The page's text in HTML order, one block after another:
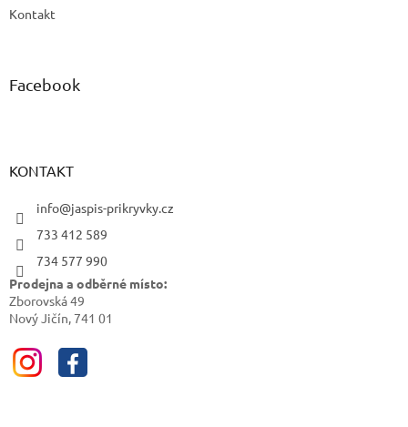
Kontakt
Facebook
KONTAKT
info@jaspis-prikryvky.cz
733 412 589
734 577 990
Prodejna a odběrné místo:
Zborovská 49
Nový Jičín, 741 01